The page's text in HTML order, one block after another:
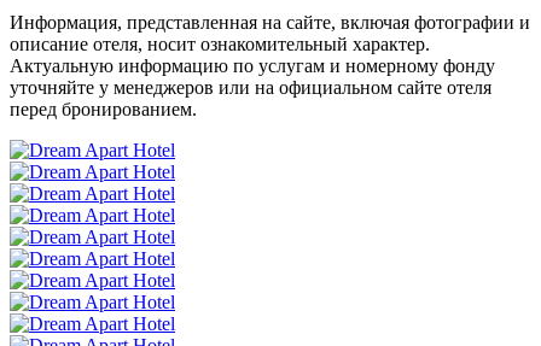
Информация, представленная на сайте, включая фотографии и
описание отеля, носит ознакомительный характер.
Актуальную информацию по услугам и номерному фонду
уточняйте у менеджеров или на официальном сайте отеля
перед бронированием.